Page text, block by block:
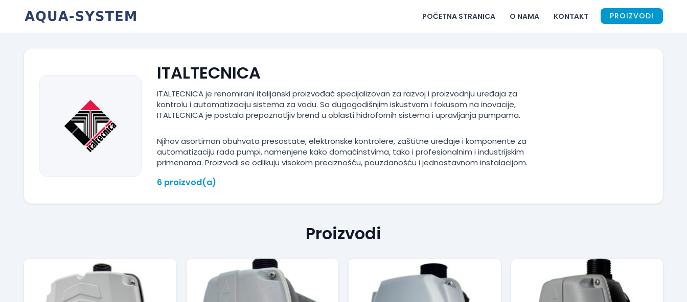
POČETNA STRANICA O NAMA KONTAKT PROIZVODI
ITALTECNICA
ITALTECNICA je renomirani italijanski proizvođač specijalizovan za razvoj i proizvodnju uređaja za
kontrolu i automatizaciju sistema za vodu. Sa dugogodišnjim iskustvom i fokusom na inovacije,
ITALTECNICA je postala prepoznatljiv brend u oblasti hidrofornih sistema i upravljanja pumpama.
Njihov asortiman obuhvata presostate, elektronske kontrolere, zaštitne uređaje i komponente za
automatizaciju rada pumpi, namenjene kako domaćinstvima, tako i profesionalnim i industrijskim
primenama. Proizvodi se odlikuju visokom preciznošću, pouzdanošću i jednostavnom instalacijom.
6 proizvod(a)
Proizvodi